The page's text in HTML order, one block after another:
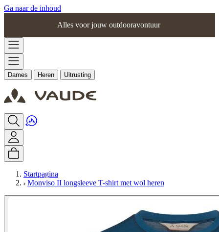
Ga naar de inhoud
Alles voor jouw outdooravontuur
Dames Heren Uitrusting
Startpagina
Monviso II longsleeve T-shirt met wol heren